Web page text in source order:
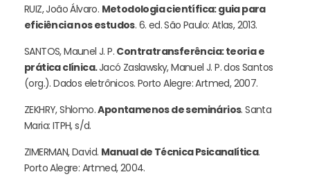
RUIZ, João Álvaro. Metodologia científica: guia para
eficiência nos estudos. 6. ed. São Paulo: Atlas, 2013.
SANTOS, Maunel J. P. Contratransferência: teoria e
prática clínica.Jacó Zaslawsky, Manuel J. P. dos Santos
(org.). Dados eletrônicos. Porto Alegre: Artmed, 2007.
ZEKHRY, Shlomo.Apontamenos de seminários. Santa
Maria: ITPH, s/d.
ZIMERMAN, David. Manual de Técnica Psicanalítica.
Porto Alegre: Artmed, 2004.